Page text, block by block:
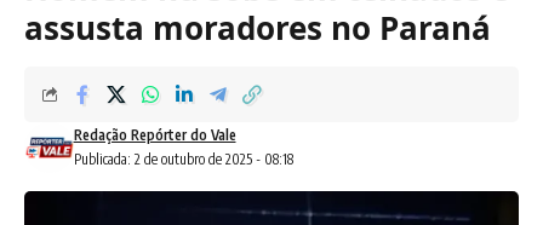
assusta moradores no Paraná
Publicada: 2 de outubro de 2025 - 08:18
Redação Repórter do Vale